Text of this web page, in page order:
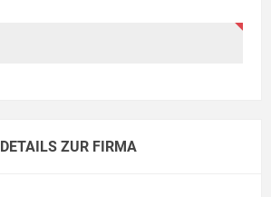
DETAILS ZUR FIRMA